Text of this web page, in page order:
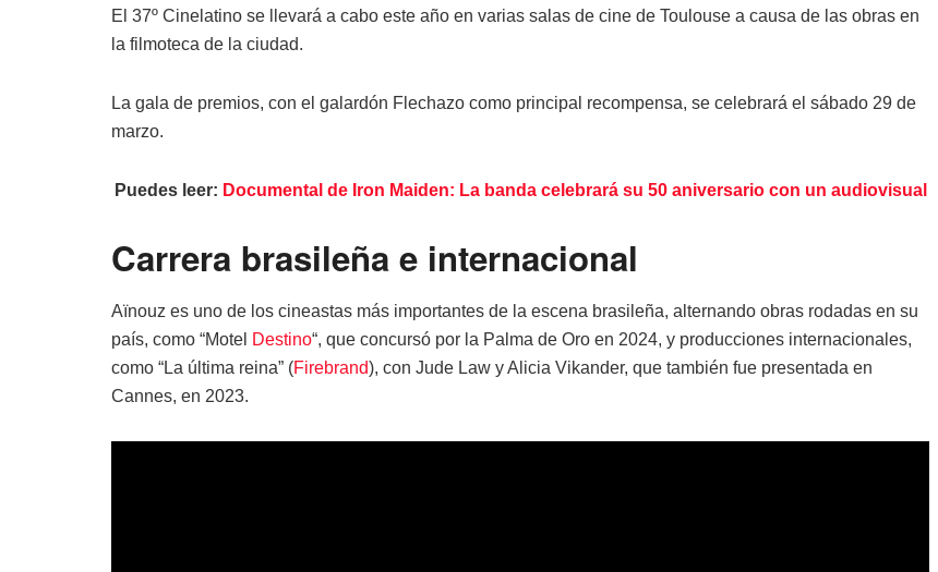
El 37º Cinelatino se llevará a cabo este año en varias salas de cine de Toulouse a causa de las obras en
la filmoteca de la ciudad.
La gala de premios, con el galardón Flechazo como principal recompensa, se celebrará el sábado 29 de
marzo.
Puedes leer: Documental de Iron Maiden: La banda celebrará su 50 aniversario con un audiovisual
Carrera brasileña e internacional
Aïnouz es uno de los cineastas más importantes de la escena brasileña, alternando obras rodadas en su
país, como “Motel Destino“, que concursó por la Palma de Oro en 2024, y producciones internacionales,
como “La última reina” (Firebrand), con Jude Law y Alicia Vikander, que también fue presentada en
Cannes, en 2023.